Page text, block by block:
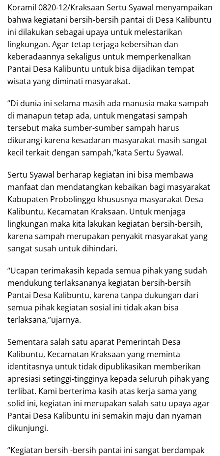
Koramil 0820-12/Kraksaan Sertu Syawal menyampaikan
bahwa kegiatani bersih-bersih pantai di Desa Kalibuntu
ini dilakukan sebagai upaya untuk melestarikan
lingkungan. Agar tetap terjaga kebersihan dan
keberadaannya sekaligus untuk memperkenalkan
Pantai Desa Kalibuntu untuk bisa dijadikan tempat
wisata yang diminati masyarakat.
“Di dunia ini selama masih ada manusia maka sampah
di manapun tetap ada, untuk mengatasi sampah
tersebut maka sumber-sumber sampah harus
dikurangi karena kesadaran masyarakat masih sangat
kecil terkait dengan sampah,”kata Sertu Syawal.
Sertu Syawal berharap kegiatan ini bisa membawa
manfaat dan mendatangkan kebaikan bagi masyarakat
Kabupaten Probolinggo khususnya masyarakat Desa
Kalibuntu, Kecamatan Kraksaan. Untuk menjaga
lingkungan maka kita lakukan kegiatan bersih-bersih,
karena sampah merupakan penyakit masyarakat yang
sangat susah untuk dihindari.
“Ucapan terimakasih kepada semua pihak yang sudah
mendukung terlaksananya kegiatan bersih-bersih
Pantai Desa Kalibuntu, karena tanpa dukungan dari
semua pihak kegiatan sosial ini tidak akan bisa
terlaksana,”ujarnya.
Sementara salah satu aparat Pemerintah Desa
Kalibuntu, Kecamatan Kraksaan yang meminta
identitasnya untuk tidak dipublikasikan memberikan
apresiasi setinggi-tingginya kepada seluruh pihak yang
terlibat. Kami berterima kasih atas kerja sama yang
solid ini, kegiatan ini merupakan salah satu upaya agar
Pantai Desa Kalibuntu ini semakin maju dan nyaman
dikunjungi.
“Kegiatan bersih -bersih pantai ini sangat berdampak